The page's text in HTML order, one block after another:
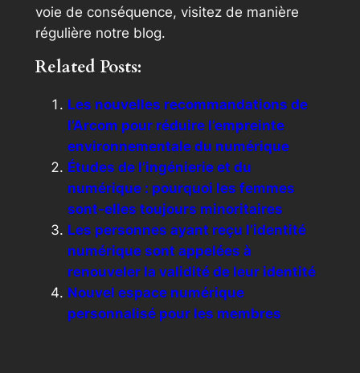
voie de conséquence, visitez de manière
régulière notre blog.
Related Posts:
Les nouvelles recommandations de
l’Arcom pour réduire l’empreinte
environnementale du numérique
Études de l’ingénierie et du
numérique : pourquoi les femmes
sont-elles toujours minoritaires
Les personnes ayant reçu l’identité
numérique sont appelées à
renouveler la validité de leur identité
Nouvel espace numérique
personnalisé pour les membres